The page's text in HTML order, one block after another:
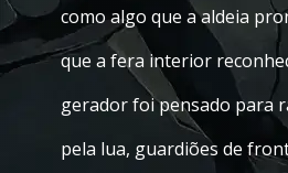
como algo que a aldeia
que a fera interior
gerador foi pensado para
pela lua, guardiões de